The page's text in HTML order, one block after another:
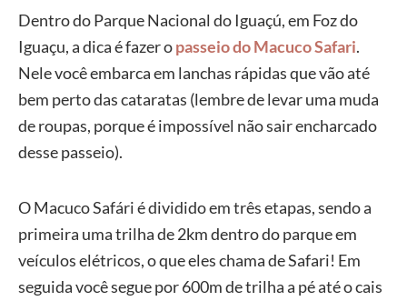
Dentro do Parque Nacional do Iguaçú, em Foz do
Iguaçu, a dica é fazer opasseio do Macuco Safari.
Nele você embarca em lanchas rápidas que vão até
bem perto das cataratas (lembre de levar uma muda
de roupas, porque é impossível não sair encharcado
desse passeio).
O Macuco Safári é dividido em três etapas, sendo a
primeira uma trilha de 2km dentro do parque em
veículos elétricos, o que eles chama de Safari! Em
seguida você segue por 600m de trilha a pé até o cais